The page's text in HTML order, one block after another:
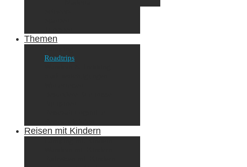
Themen
Roadtrips
Reisen mit Kindern